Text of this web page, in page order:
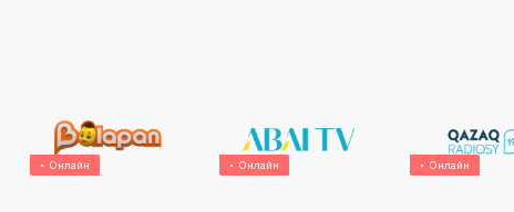
Онлайн Онлайн Онлайн